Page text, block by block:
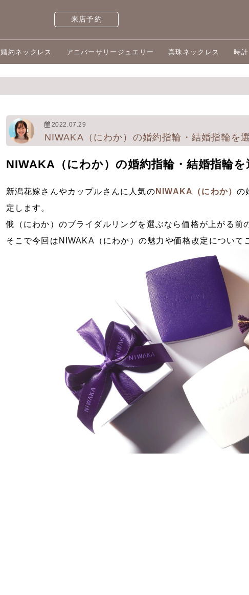
来店予約
婚約ネックレス アニバーサリージュエリー 真珠ネックレス 時計
2022.07.29
NIWAKA（にわか）の婚約指輪・結婚指輪を
NIWAKA（にわか）の婚約指輪・結婚指輪
新潟花嫁さんやカップルさんに人気の NIWAKA（にわか）の
定します。
俄（にわか）のブライダルリングを選ぶなら価格が上がる前
そこで今回はNIWAKA（にわか）の魅力や価格改定について